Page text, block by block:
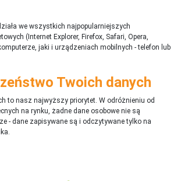
we wszystkich najpopularniejszych
(Internet Explorer, Firefox, Safari, Opera,
jaki i urządzeniach mobilnych - telefon lub
Twoich danych
to nasz najwyższy priorytet. W odróżnieniu od
na rynku, żadne dane osobowe nie są
- dane zapisywane są i odczytywane tylko na